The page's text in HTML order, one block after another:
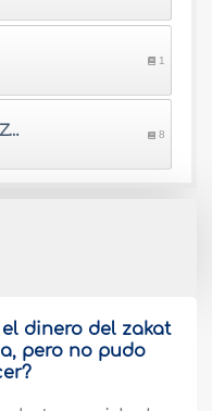
1
Otros juicios respecto al Zakah 8
dinero del zakat
pero no pudo